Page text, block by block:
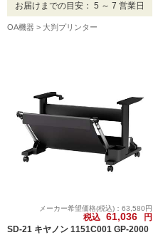
お届けまでの目安： 5 ～ 7 営業日
OA機器 大判プリンター
メーカー希望価格(税込)：63,580円
税込 61,036
円
SD-21 キヤノン 1151C001 GP-2000